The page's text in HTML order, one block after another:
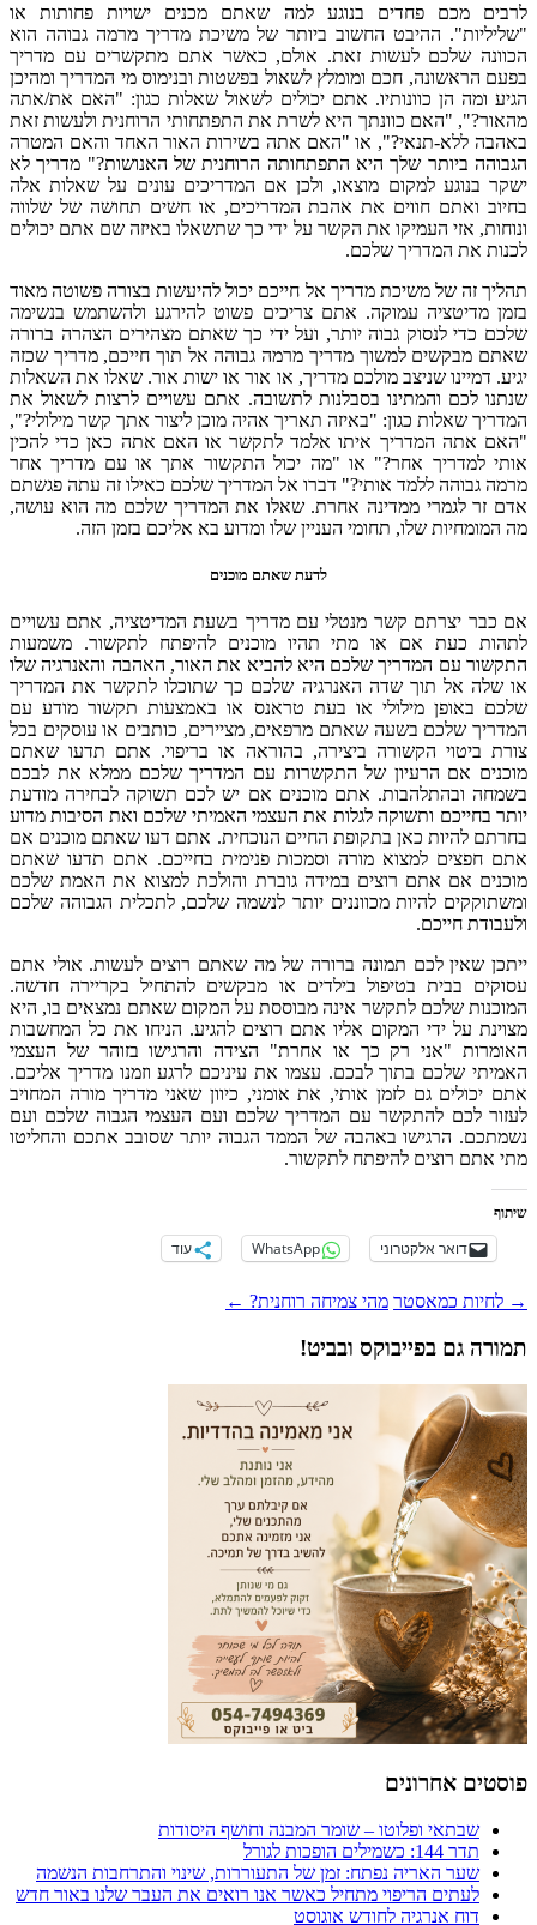
לרבים מכם פחדים בנוגע למה שאתם מכנים ישויות פחותות או
"שליליות". ההיבט החשוב ביותר של משיכת מדריך מרמה גבוהה הוא
הכוונה שלכם לעשות זאת. אולם, כאשר אתם מתקשרים עם מדריך
בפעם הראשונה, חכם ומומלץ לשאול בפשטות ובנימוס מי המדריך ומהיכן
הגיע ומה הן כוונותיו. אתם יכולים לשאול שאלות כגון: "האם את/אתה
מהאור?", "האם כוונתך היא לשרת את התפתחותי הרוחנית ולעשות זאת
באהבה ללא-תנאי?", או "האם אתה בשירות האור האחד והאם המטרה
הגבוהה ביותר שלך היא התפתחותה הרוחנית של האנושות?" מדריך לא
ישקר בנוגע למקום מוצאו, ולכן אם המדריכים עונים על שאלות אלה
בחיוב ואתם חווים את אהבת המדריכים, או חשים תחושה של שלווה
ונוחות, אזי העמיקו את הקשר על ידי כך שתשאלו באיזה שם אתם יכולים
לכנות את המדריך שלכם.
תהליך זה של משיכת מדריך אל חייכם יכול להיעשות בצורה פשוטה מאוד
בזמן מדיטציה עמוקה. אתם צריכים פשוט להירגע ולהשתמש בנשימה
שלכם כדי לנסוק גבוה יותר, ועל ידי כך שאתם מצהירים הצהרה ברורה
שאתם מבקשים למשוך מדריך מרמה גבוהה אל תוך חייכם, מדריך שכזה
יגיע. דמיינו שניצב מולכם מדריך, או אור או ישות אור. שאלו את השאלות
שנתנו לכם והמתינו בסבלנות לתשובה. אתם עשויים לרצות לשאול את
המדריך שאלות כגון: "באיזה תאריך אהיה מוכן ליצור אתך קשר מילולי?",
"האם אתה המדריך איתו אלמד לתקשר או האם אתה כאן כדי להכין
אותי למדריך אחר?" או "מה יכול התקשור אתך או עם מדריך אחר
מרמה גבוהה ללמד אותי?" דברו אל המדריך שלכם כאילו זה עתה פגשתם
אדם זר לגמרי ממדינה אחרת. שאלו את המדריך שלכם מה הוא עושה,
מה המומחיות שלו, תחומי העניין שלו ומדוע בא אליכם בזמן הזה.
לדעת שאתם מוכנים
אם כבר יצרתם קשר מנטלי עם מדריך בשעת המדיטציה, אתם עשויים
לתהות כעת אם או מתי תהיו מוכנים להיפתח לתקשור. משמעות
התקשור עם המדריך שלכם היא להביא את האור, האהבה והאנרגיה שלו
או שלה אל תוך שדה האנרגיה שלכם כך שתוכלו לתקשר את המדריך
שלכם באופן מילולי או בעת טראנס או באמצעות תקשור מודע עם
המדריך שלכם בשעה שאתם מרפאים, מציירים, כותבים או עוסקים בכל
צורת ביטוי הקשורה ביצירה, בהוראה או בריפוי. אתם תדעו שאתם
מוכנים אם הרעיון של התקשרות עם המדריך שלכם ממלא את לבכם
בשמחה ובהתלהבות. אתם מוכנים אם יש לכם תשוקה לבחירה מודעת
יותר בחייכם ותשוקה לגלות את העצמי האמיתי שלכם ואת הסיבות מדוע
בחרתם להיות כאן בתקופת החיים הנוכחית. אתם דעו שאתם מוכנים אם
אתם חפצים למצוא מורה וסמכות פנימית בחייכם. אתם תדעו שאתם
מוכנים אם אתם רוצים במידה גוברת והולכת למצוא את האמת שלכם
ומשתוקקים להיות מכווננים יותר לנשמה שלכם, לתכלית הגבוהה שלכם
ולעבודת חייכם.
ייתכן שאין לכם תמונה ברורה של מה שאתם רוצים לעשות. אולי אתם
עסוקים בבית בטיפול בילדים או מבקשים להתחיל בקריירה חדשה.
המוכנות שלכם לתקשר אינה מבוססת על המקום שאתם נמצאים בו, היא
מצוינת על ידי המקום אליו אתם רוצים להגיע. הניחו את כל המחשבות
האומרות "אני רק כך או אחרת" הצידה והרגישו בזוהר של העצמי
האמיתי שלכם בתוך לבכם. עצמו את עיניכם לרגע וזמנו מדריך אליכם.
אתם יכולים גם לזמן אותי, את אומני, כיוון שאני מדריך מורה המחויב
לעזור לכם להתקשר עם המדריך שלכם ועם העצמי הגבוה שלכם ועם
נשמתכם. הרגישו באהבה של הממד הגבוה יותר שסובב אתכם והחליטו
מתי אתם רוצים להיפתח לתקשור.
שיתוף
דואר אלקטרוני WhatsApp עוד
ניווט
פוסטים
→ לחיות כמאסטר מהי צמיחה רוחנית? ←
תמורה גם בפייבוקס ובביט!
פוסטים אחרונים
שבתאי ופלוטו – שומר המבנה וחושף היסודות
תדר 144: כשמילים הופכות לגורל
שער האריה נפתח: זמן של התעוררות, שינוי והתרחבות הנשמה
לעתים הריפוי מתחיל כאשר אנו רואים את העבר שלנו באור חדש
דוח אנרגיה לחודש אוגוסט